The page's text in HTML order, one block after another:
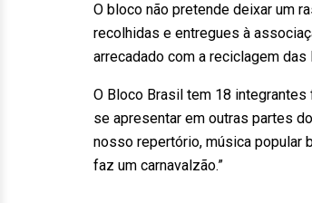
O bloco não pretende deixar um
recolhidas e entregues à
arrecadado com a reciclagem
O Bloco Brasil tem 18
se apresentar em outras partes
nosso repertório, música popular
faz um carnavalzão.”